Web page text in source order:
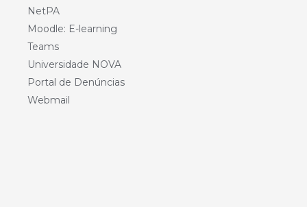
NetPA
Moodle: E-learning
Teams
Universidade NOVA
Portal de Denúncias
Webmail